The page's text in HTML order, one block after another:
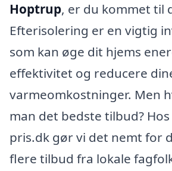
Hoptrup, er du kommet til
Efterisolering er en vigtig
som kan øge dit hjems
effektivitet og reducere
varmeomkostninger. Men
man det bedste tilbud?
pris.dk gør vi det nemt for
flere tilbud fra lokale